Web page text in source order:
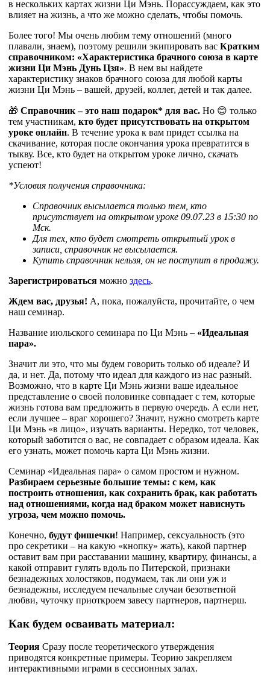
в нескольких картах жизни Ци Мэнь. Порассуждаем, как это
влияет на жизнь, а что же можно сделать, чтобы помочь.
Более того! Мы очень любим тему отношений (много
плавали, знаем), поэтому решили экипировать вас Кратким
справочником: «Характеристика брачного союза в карте
жизни Ци Мэнь Дунь Цзя». В нем вы найдете
характеристику знаков брачного союза для любой карты
жизни Ци Мэнь – вашей, друзей, коллег, детей и так далее.
🎁 Справочник – это наш подарок* для вас. Но 😊 только
тем участникам, кто будет присутствовать на открытом
уроке онлайн. В течение урока к вам придет ссылка на
скачивание, которая после окончания урока превратится в
тыкву. Все, кто будет на открытом уроке лично, скачать
успеют!
*Условия получения справочника:
Справочник высылается только тем, кто
присутствует на открытом уроке 09.07.23 в 15:30 по
Мск.
Для тех, кто будет смотреть открытый урок в
записи, справочник не высылается.
Купить справочник нельзя, он не поступит в продажу.
Зарегистрироваться можно здесь.
Ждем вас, друзья! А, пока, пожалуйста, прочитайте, о чем
наш семинар.
Название июльского семинара по Ци Мэнь – «Идеальная
пара».
Значит ли это, что мы будем говорить только об идеале? И
да, и нет. Да, потому что идеал для каждого из нас разный.
Возможно, что в карте Ци Мэнь жизни ваше идеальное
представление о своей половинке совпадает с тем, которые
жизнь готова вам предложить в первую очередь. А если нет,
если лучшее – враг хорошего? Значит, нужно смотреть карте
Ци Мэнь «в лицо», изучать варианты. Нередко, тот человек,
который заботится о вас, не совпадает с образом идеала. Как
его узнать, может помочь карта Ци Мэнь жизни.
Семинар «Идеальная пара» о самом простом и нужном.
Разбираем серьезные большие темы: с кем, как
построить отношения, как сохранить брак, как работать
над отношениями, когда над браком может нависнуть
угроза, чем можно помочь.
Конечно, будут фишечки! Например, сексуальность (это
про секретики – на какую «кнопку» жать), какой партнер
оставит вам при расставании машину, квартиру, финансы, а
какой отправит гулять вдоль по Питерской, признаки
безнадежных холостяков, подумаем, так ли они уж и
безнадежны, исследуем печальные случаи безответной
любви, чуточку приоткроем завесу партнеров, партнерш.
Как будем осваивать материал:
Теория Сразу после теоретического утверждения
приводятся конкретные примеры. Теорию закрепляем
интерактивными играми в сессионных залах.